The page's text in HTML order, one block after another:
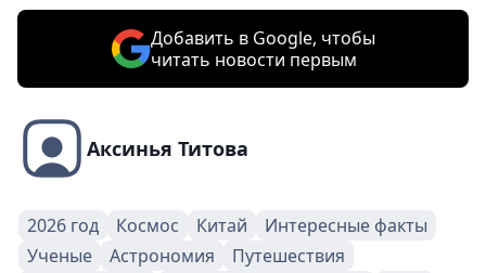
Добавить в Google, чтобы
читать новости первым
Аксинья Титова
2026 год Космос Китай
Интересные факты
Ученые
Астрономия
Путешествия